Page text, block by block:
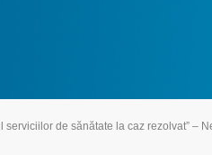
serviciilor de sănătate la caz rezolvat” –